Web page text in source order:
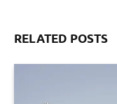
RELATED POSTS